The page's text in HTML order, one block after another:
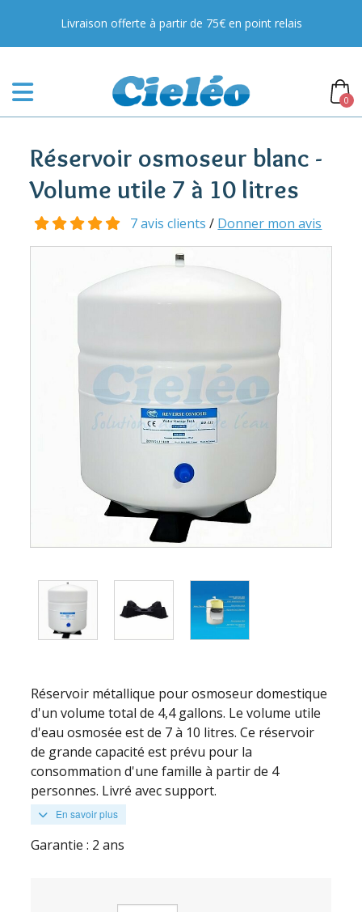
Livraison offerte à partir de 75€ en point relais
0
Réservoir osmoseur blanc -
Volume utile 7 à 10 litres
7 avis clients / Donner mon avis
Réservoir métallique pour osmoseur domestique
d'un volume total de 4,4 gallons. Le volume utile
d'eau osmosée est de 7 à 10 litres. Ce réservoir
de grande capacité est prévu pour la
consommation d'une famille à partir de 4
personnes. Livré avec support.
En savoir plus
Garantie : 2 ans